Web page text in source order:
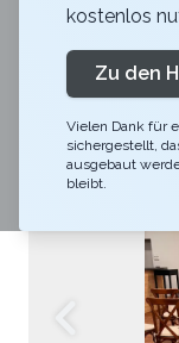
ZeremonieSpiez
Bei uns in der
anschliessend
kostenlos
Zu den
Vielen Dank für
sichergestellt,
ausgebaut
bleibt.